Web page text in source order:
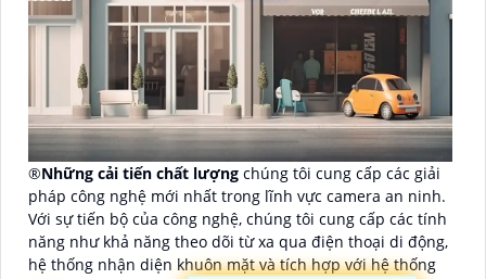
®️Những cải tiến chất lượng chúng tôi cung cấp các giải
pháp công nghệ mới nhất trong lĩnh vực camera an ninh.
Với sự tiến bộ của công nghệ, chúng tôi cung cấp các tính
năng như khả năng theo dõi từ xa qua điện thoại di động,
hệ thống nhận diện khuôn mặt và tích hợp với hệ thống